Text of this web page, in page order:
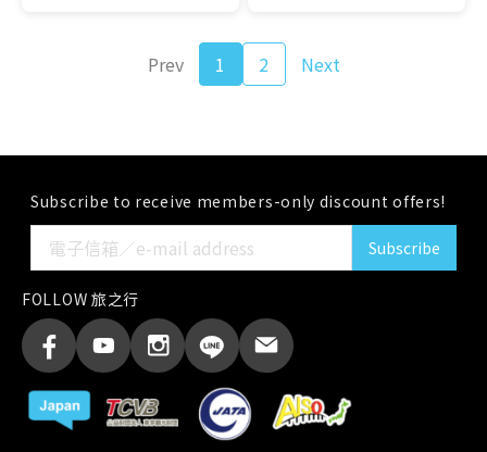
Prev 1 2 Next
Subscribe to receive members-only discount offers!
Subscribe
FOLLOW 旅之行